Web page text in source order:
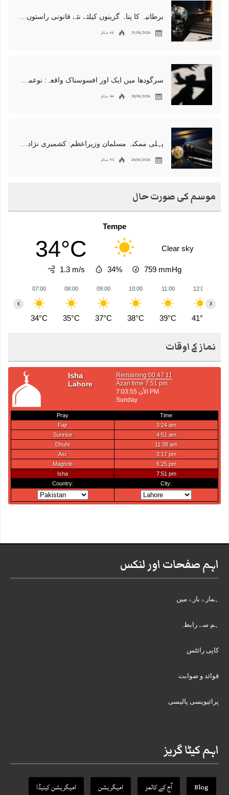
برطانیہ کا پناہ گزینوں کیلئے نئے قانونی راستوں اور اسپانسر شپ نظام کا اعلان
29/06/2026 66 مناظر
سرگودھا میں ایک اور افسوسناک واقعہ: نوعمر لڑکے سے مبینہ زیادتی، مقدمہ درج
28/06/2026 44 مناظر
پہلی ممکنہ مسلمان وزیراعظم: کشمیری نژاد شبانہ محمود برطانیہ میں مقبول
28/06/2026 95 مناظر
موسم کی صورت حال
Tempe
34°C Clear sky
1.3 m/s 34% 759 mmHg
07:00
34°C
08:00
35°C
09:00
37°C
10:00
38°C
11:00
39°C
12:00
41°C
‹ ›
نماز کے اوقات
اہم صفحات اور لنکس
ہمارے بارے میں
ہم سے رابطہ
کاپی رائٹس
قوائد و ضوابت
پرائیویسی پالیسی
اہم کیٹا گریز
Blog آج کے کالمز امیگریشن امیگریشن کینیڈا